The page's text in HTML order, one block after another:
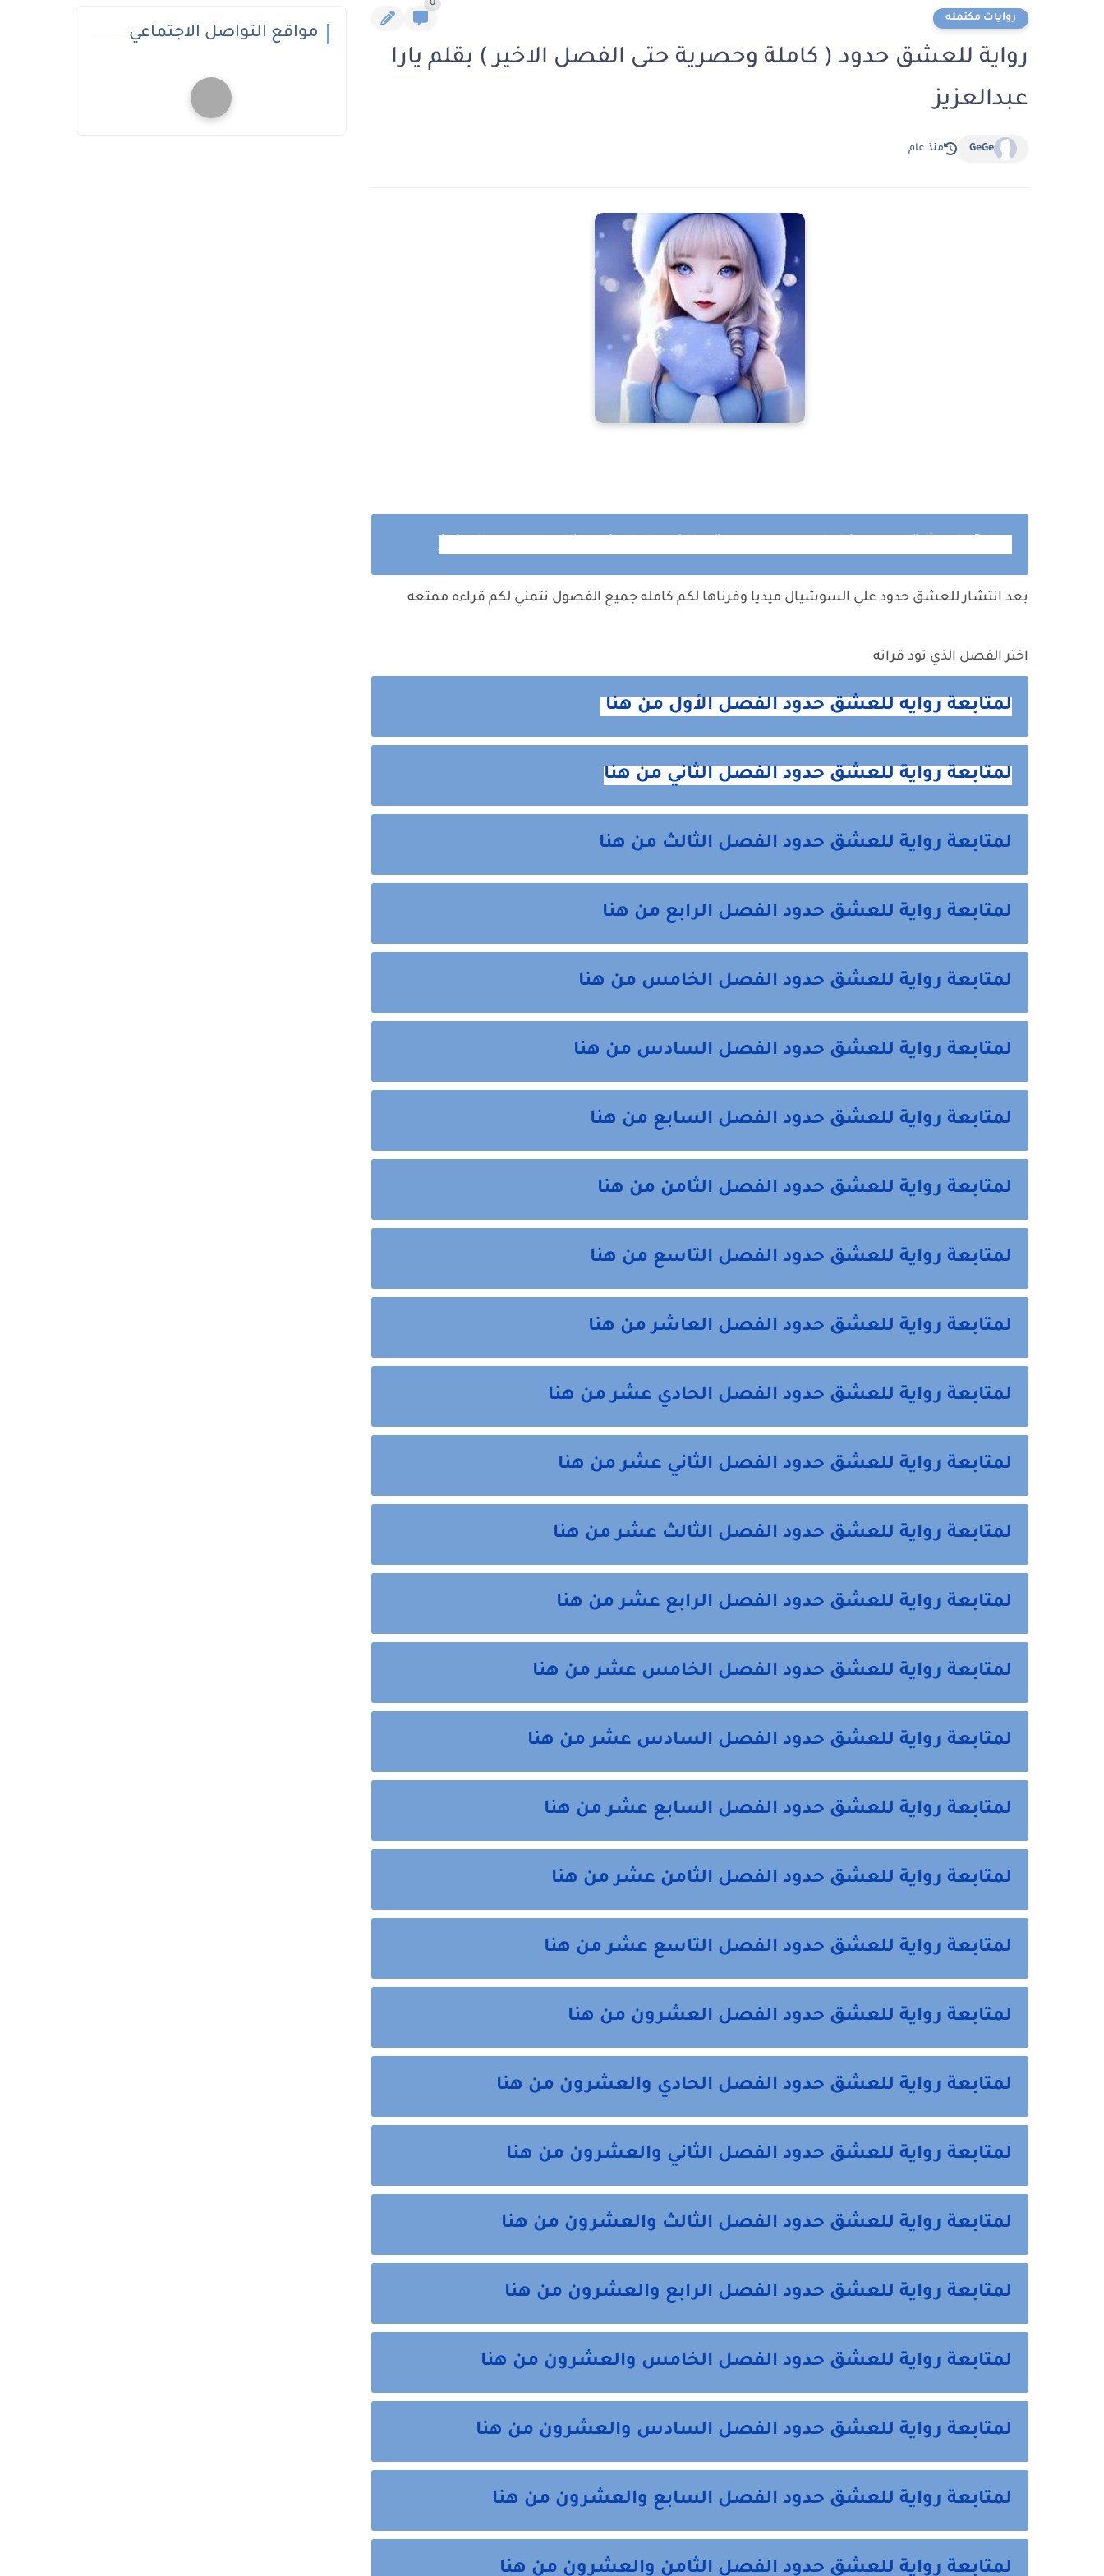
روايات مكتمله
0
رواية للعشق حدود ( كاملة وحصرية حتى الفصل الاخير ) بقلم يارا
عبدالعزيز
GeGe منذ عام
بعد انتشار للعشق حدود علي السوشيال ميديا وفرناها لكم كامله جميع الفصول نتمني لكم قراءه ممتعه
اختر الفصل الذي تود قراته
لمتابعة روايه للعشق حدود الفصل الأول من هنا
لمتابعة رواية للعشق حدود الفصل الثاني من هنا
لمتابعة رواية للعشق حدود الفصل الثالث من هنا
لمتابعة رواية للعشق حدود الفصل الرابع من هنا
لمتابعة رواية للعشق حدود الفصل الخامس من هنا
لمتابعة رواية للعشق حدود الفصل السادس من هنا
لمتابعة رواية للعشق حدود الفصل السابع من هنا
لمتابعة رواية للعشق حدود الفصل الثامن من هنا
لمتابعة رواية للعشق حدود الفصل التاسع من هنا
لمتابعة رواية للعشق حدود الفصل العاشر من هنا
لمتابعة رواية للعشق حدود الفصل الحادي عشر من هنا
لمتابعة رواية للعشق حدود الفصل الثاني عشر من هنا
لمتابعة رواية للعشق حدود الفصل الثالث عشر من هنا
لمتابعة رواية للعشق حدود الفصل الرابع عشر من هنا
لمتابعة رواية للعشق حدود الفصل الخامس عشر من هنا
لمتابعة رواية للعشق حدود الفصل السادس عشر من هنا
لمتابعة رواية للعشق حدود الفصل السابع عشر من هنا
لمتابعة رواية للعشق حدود الفصل الثامن عشر من هنا
لمتابعة رواية للعشق حدود الفصل التاسع عشر من هنا
لمتابعة رواية للعشق حدود الفصل العشرون من هنا
لمتابعة رواية للعشق حدود الفصل الحادي والعشرون من هنا
لمتابعة رواية للعشق حدود الفصل الثاني والعشرون من هنا
لمتابعة رواية للعشق حدود الفصل الثالث والعشرون من هنا
لمتابعة رواية للعشق حدود الفصل الرابع والعشرون من هنا
لمتابعة رواية للعشق حدود الفصل الخامس والعشرون من هنا
لمتابعة رواية للعشق حدود الفصل السادس والعشرون من هنا
لمتابعة رواية للعشق حدود الفصل السابع والعشرون من هنا
لمتابعة رواية للعشق حدود الفصل الثامن والعشرون من هنا
مواقع التواصل الاجتماعي